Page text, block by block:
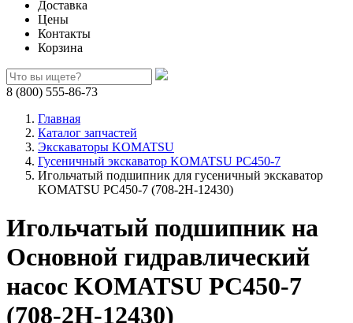
Доставка
Цены
Контакты
Корзина
8 (800) 555-86-73
Главная
Каталог запчастей
Экскаваторы KOMATSU
Гусеничный экскаватор KOMATSU PC450-7
Игольчатый подшипник для гусеничный экскаватор
KOMATSU PC450-7 (708-2H-12430)
Игольчатый подшипник на
Основной гидравлический
насос KOMATSU PC450-7
(708-2H-12430)